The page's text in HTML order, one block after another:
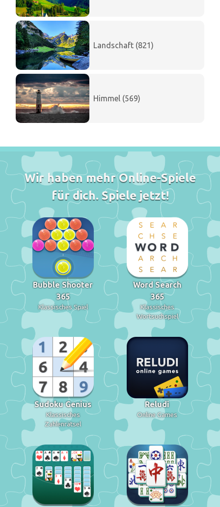
Landschaft (821)
Himmel (569)
Wir haben mehr Online-Spiele
für dich. Spiele jetzt!
Bubble Shooter
365
Klassisches Spiel
Word Search
365
Klassisches
Wortsuchspiel
Sudoku Genius
Klassisches
Zahlenrätsel
Reludi
Online Games